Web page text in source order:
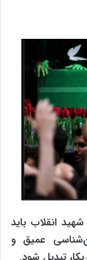
انقلاب باید
عمیق و